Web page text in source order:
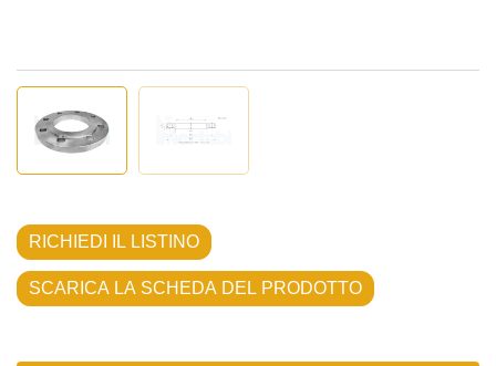
RICHIEDI IL LISTINO
SCARICA LA SCHEDA DEL PRODOTTO